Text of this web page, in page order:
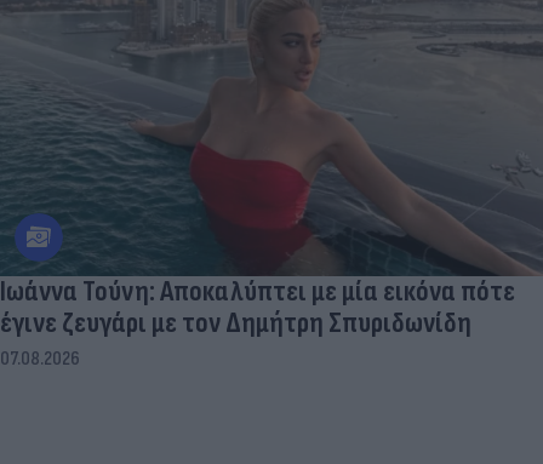
Ιωάννα Τούνη: Αποκαλύπτει με μία εικόνα πότε
έγινε ζευγάρι με τον Δημήτρη Σπυριδωνίδη
07.08.2026